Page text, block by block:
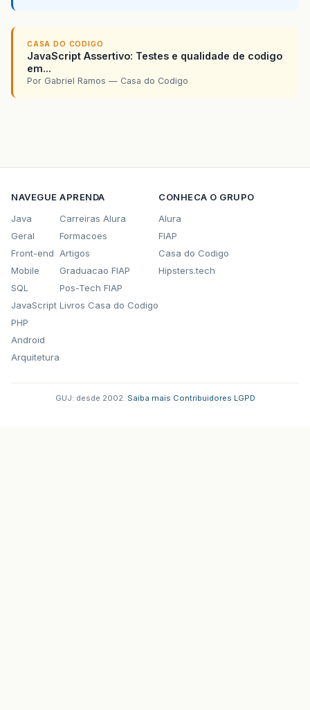
CASA DO CODIGO
JavaScript Assertivo: Testes e qualidade de codigo
em...
Por Gabriel Ramos — Casa do Codigo
NAVEGUE
Java
Geral
Front-end
Mobile
SQL
JavaScript
PHP
Android
Arquitetura
APRENDA
Carreiras Alura
Formacoes
Artigos
Graduacao FIAP
Pos-Tech FIAP
Livros Casa do Codigo
CONHECA O GRUPO
Alura
FIAP
Casa do Codigo
Hipsters.tech
GUJ: desde 2002. Saiba mais Contribuidores LGPD